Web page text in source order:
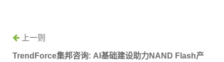
上一则
TrendForce集邦咨询: AI基础建设助力NAND Flash产